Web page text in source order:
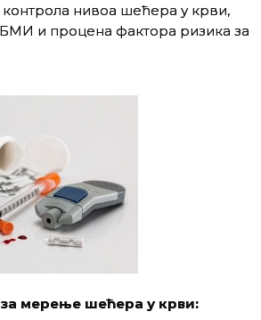
нивоа шећера у крви,
и процена фактора ризика за
за мерење шећера у крви: